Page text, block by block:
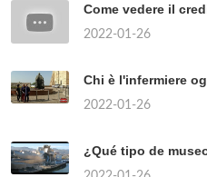
Come vedere il
2022-01-26
Chi è l'infermiere
2022-01-26
¿Qué tipo de